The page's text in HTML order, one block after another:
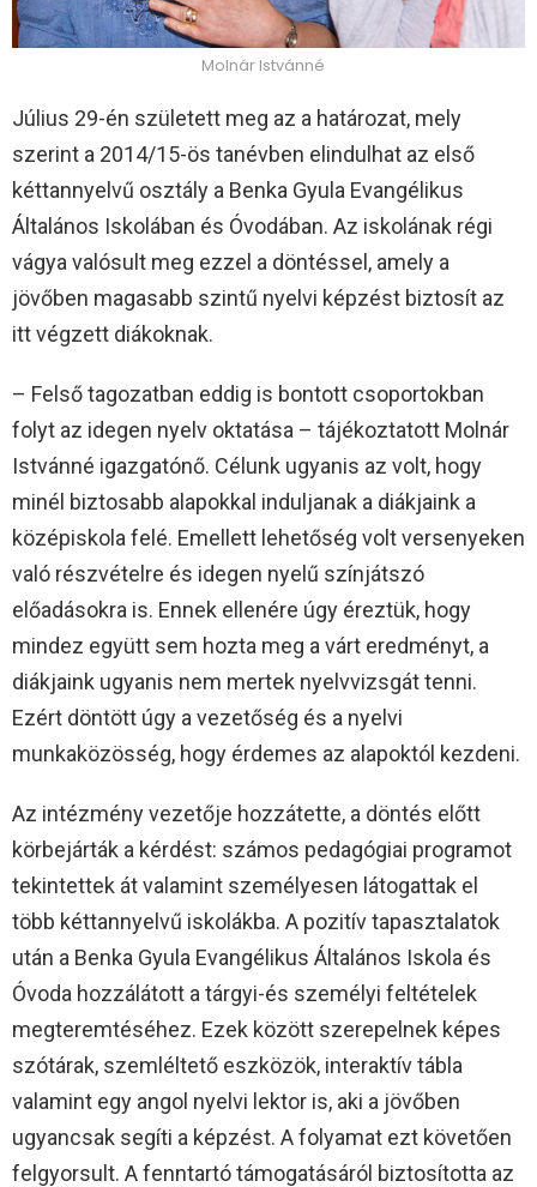
Molnár Istvánné
Július 29-én született meg az a határozat, mely
szerint a 2014/15-ös tanévben elindulhat az első
kéttannyelvű osztály a Benka Gyula Evangélikus
Általános Iskolában és Óvodában. Az iskolának régi
vágya valósult meg ezzel a döntéssel, amely a
jövőben magasabb szintű nyelvi képzést biztosít az
itt végzett diákoknak.
– Felső tagozatban eddig is bontott csoportokban
folyt az idegen nyelv oktatása – tájékoztatott Molnár
Istvánné igazgatónő. Célunk ugyanis az volt, hogy
minél biztosabb alapokkal induljanak a diákjaink a
középiskola felé. Emellett lehetőség volt versenyeken
való részvételre és idegen nyelű színjátszó
előadásokra is. Ennek ellenére úgy éreztük, hogy
mindez együtt sem hozta meg a várt eredményt, a
diákjaink ugyanis nem mertek nyelvvizsgát tenni.
Ezért döntött úgy a vezetőség és a nyelvi
munkaközösség, hogy érdemes az alapoktól kezdeni.
Az intézmény vezetője hozzátette, a döntés előtt
körbejárták a kérdést: számos pedagógiai programot
tekintettek át valamint személyesen látogattak el
több kéttannyelvű iskolákba. A pozitív tapasztalatok
után a Benka Gyula Evangélikus Általános Iskola és
Óvoda hozzálátott a tárgyi-és személyi feltételek
megteremtéséhez. Ezek között szerepelnek képes
szótárak, szemléltető eszközök, interaktív tábla
valamint egy angol nyelvi lektor is, aki a jövőben
ugyancsak segíti a képzést. A folyamat ezt követően
felgyorsult. A fenntartó támogatásáról biztosította az